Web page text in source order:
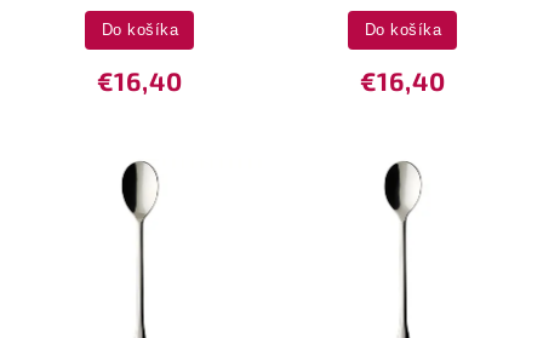
€16,40
Do košíka
€16,40
Do košíka